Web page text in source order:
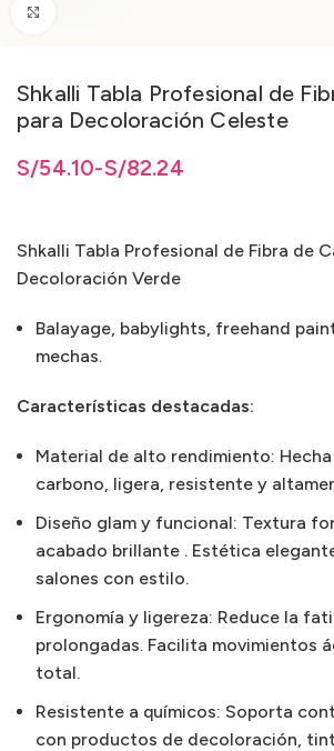
Shkalli Tabla Profesional de
para Decoloración Celeste
S/54.10-S/82.24
hasta S/82.24
hastaS/82.24
Shkalli Tabla Profesional de Fibra de
Decoloración Verde
Balayage, babylights, freehand
mechas.
Características destacadas:
Material de alto rendimiento:
carbono, ligera, resistente y
Diseño glam y funcional: Textura
acabado brillante . Estética
salones con estilo.
Ergonomía y ligereza: Reduce la
prolongadas. Facilita movimientos
total.
Resistente a químicos: Soporta
con productos de decoloración,